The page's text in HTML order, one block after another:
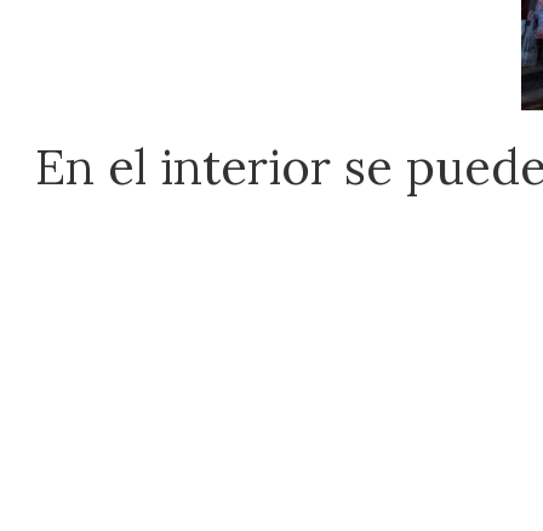
En el interior se